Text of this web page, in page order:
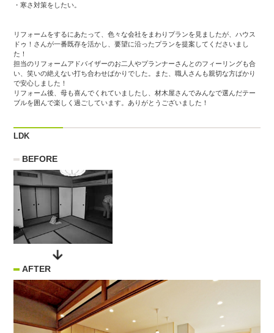
・寒さ対策をしたい。
リフォームをするにあたって、色々な会社をまわりプランを見ましたが、ハウス
ドゥ！さんが一番既存を活かし、要望に沿ったプランを提案してくださいまし
た！
担当のリフォームアドバイザーのお二人やプランナーさんとのフィーリングも合
い、笑いの絶えない打ち合わせばかりでした。また、職人さんも親切な方ばかり
で安心しました！
リフォーム後、母も喜んでくれていましたし、材木屋さんでみんなで選んだテー
ブルを囲んで楽しく過ごしています。ありがとうございました！
LDK
BEFORE
AFTER